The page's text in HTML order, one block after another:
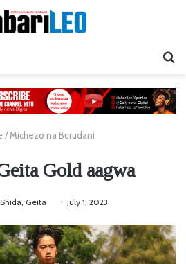
/Michezo na Burudani
Gold aagwa
Geita July 1, 2023